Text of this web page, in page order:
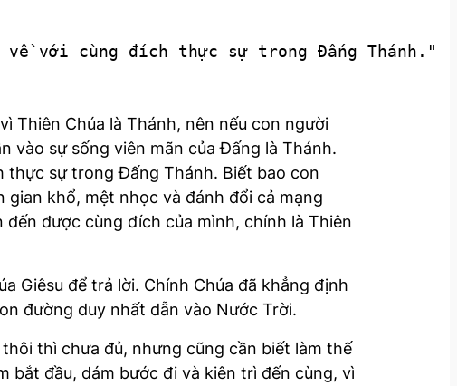
về với cùng đích thực sự trong Đấng Thánh."
Thiên Chúa là Thánh, nên nếu con người
vào sự sống viên mãn của Đấng là Thánh.
thực sự trong Đấng Thánh. Biết bao con
khổ, mệt nhọc và đánh đổi cả mạng
được cùng đích của mình, chính là Thiên
Giêsu để trả lời. Chính Chúa đã khẳng định
đường duy nhất dẫn vào Nước Trời.
thì chưa đủ, nhưng cũng cần biết làm thế
bắt đầu, dám bước đi và kiên trì đến cùng, vì